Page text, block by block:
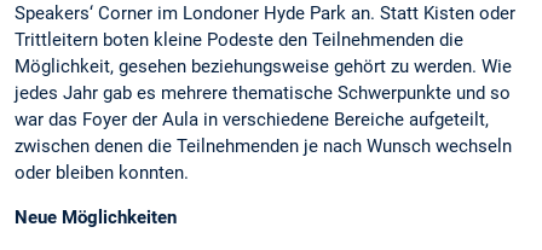
Speakers‘ Corner im Londoner Hyde Park an. Statt Kisten oder
Trittleitern boten kleine Podeste den Teilnehmenden die
Möglichkeit, gesehen beziehungsweise gehört zu werden. Wie
jedes Jahr gab es mehrere thematische Schwerpunkte und so
war das Foyer der Aula in verschiedene Bereiche aufgeteilt,
zwischen denen die Teilnehmenden je nach Wunsch wechseln
oder bleiben konnten.
Neue Möglichkeiten